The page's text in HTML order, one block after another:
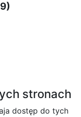
stronach
dostęp do tych